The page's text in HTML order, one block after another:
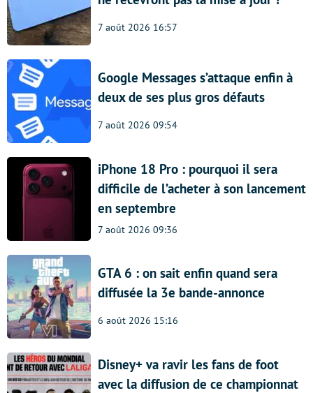
7 août 2026 16:57
Google Messages s’attaque enfin à
deux de ses plus gros défauts
7 août 2026 09:54
iPhone 18 Pro : pourquoi il sera
difficile de l’acheter à son lancement
en septembre
7 août 2026 09:36
GTA 6 : on sait enfin quand sera
diffusée la 3e bande-annonce
6 août 2026 15:16
Disney+ va ravir les fans de foot
avec la diffusion de ce championnat